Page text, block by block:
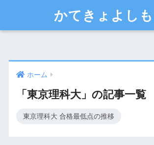
かてきょよし
ホーム
「東京理科大」の記事一覧
東京理科大 合格最低点の推移